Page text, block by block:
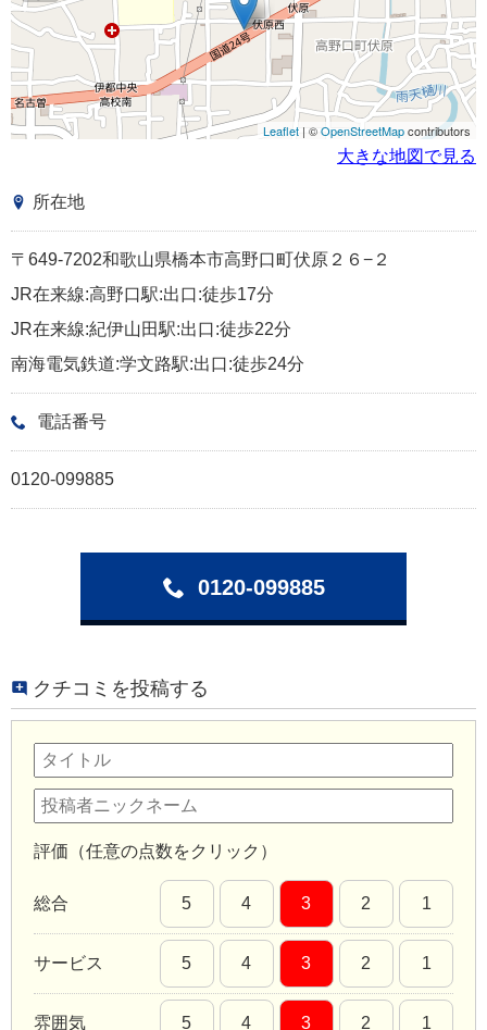
Leaflet | ©OpenStreetMapcontributors
大きな地図で見る
所在地
〒649-7202和歌山県橋本市高野口町伏原２６−２
JR在来線:高野口駅:出口:徒歩17分
JR在来線:紀伊山田駅:出口:徒歩22分
南海電気鉄道:学文路駅:出口:徒歩24分
電話番号
0120-099885
0120-099885
クチコミを投稿する
評価（任意の点数をクリック）
総合 5 4 3 2 1
サービス 5 4 3 2 1
雰囲気 5 4 3 2 1